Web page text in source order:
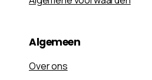
Algemeen
Over ons